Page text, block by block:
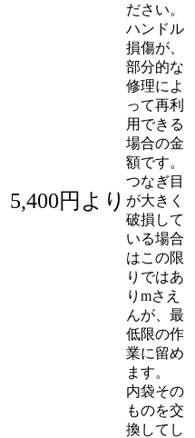
ださい。
5,400円より
ハンドル
損傷が、
部分的な
修理によ
って再利
用できる
場合の金
額です。
つなぎ目
が大きく
破損して
いる場合
はこの限
りではあ
りmさえ
んが、最
低限の作
業に留め
ます。
内袋その
ものを交
換してし